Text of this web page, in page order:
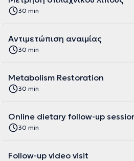
30 min
Αντιμετώπιση αναιμίας
30 min
Metabolism Restoration
30 min
Online dietary follow-up
30 min
Follow-up video visit